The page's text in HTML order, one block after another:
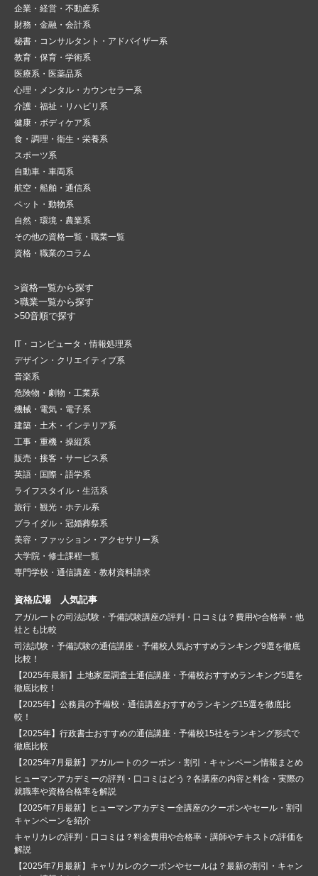
企業・経営・不動産系
財務・金融・会計系
秘書・コンサルタント・アドバイザー系
教育・保育・学術系
医療系・医薬品系
心理・メンタル・カウンセラー系
介護・福祉・リハビリ系
健康・ボディケア系
食・調理・衛生・栄養系
スポーツ系
自動車・車両系
航空・船舶・通信系
ペット・動物系
自然・環境・農業系
その他の資格一覧・職業一覧
資格・職業のコラム
>資格一覧から探す
>職業一覧から探す
>50音順で探す
IT・コンピュータ・情報処理系
デザイン・クリエイティブ系
音楽系
危険物・劇物・工業系
機械・電気・電子系
建築・土木・インテリア系
工事・重機・操縦系
販売・接客・サービス系
英語・国際・語学系
ライフスタイル・生活系
旅行・観光・ホテル系
ブライダル・冠婚葬祭系
美容・ファッション・アクセサリー系
大学院・修士課程一覧
専門学校・通信講座・教材資料請求
資格広場 人気記事
アガルートの司法試験・予備試験講座の評判・口コミは？費用や合格率・他
社とも比較
司法試験・予備試験の通信講座・予備校人気おすすめランキング9選を徹底
比較！
【2025年最新】土地家屋調査士通信講座・予備校おすすめランキング5選を
徹底比較！
【2025年】公務員の予備校・通信講座おすすめランキング15選を徹底比
較！
【2025年】行政書士おすすめの通信講座・予備校15社をランキング形式で
徹底比較
【2025年7月最新】アガルートのクーポン・割引・キャンペーン情報まとめ
ヒューマンアカデミーの評判・口コミはどう？各講座の内容と料金・実際の
就職率や資格合格率を解説
【2025年7月最新】ヒューマンアカデミー全講座のクーポンやセール・割引
キャンペーンを紹介
キャリカレの評判・口コミは？料金費用や合格率・講師やテキストの評価を
解説
【2025年7月最新】キャリカレのクーポンやセールは？最新の割引・キャン